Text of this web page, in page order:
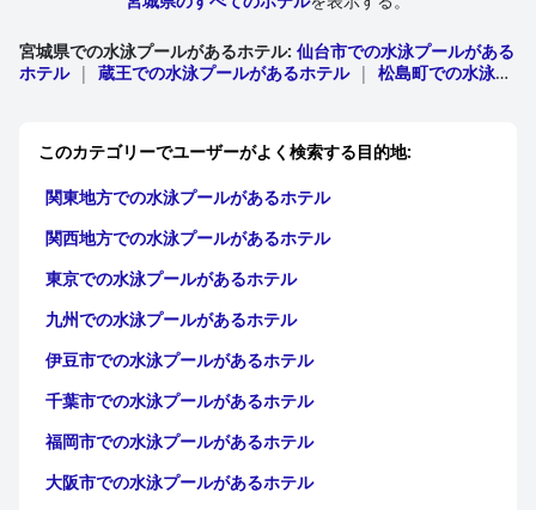
宮城県での水泳プールがあるホテル: 仙台市での水泳プールがある
ホテル | 蔵王での水泳プールがあるホテル | 松島町での水泳プ
このカテゴリーでユーザーがよく検索する目的地:
関東地方での水泳プールがあるホテル
関西地方での水泳プールがあるホテル
東京での水泳プールがあるホテル
九州での水泳プールがあるホテル
伊豆市での水泳プールがあるホテル
千葉市での水泳プールがあるホテル
福岡市での水泳プールがあるホテル
大阪市での水泳プールがあるホテル